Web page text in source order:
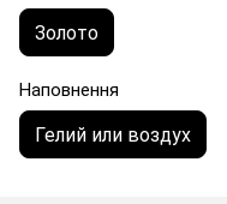
Золото
Наповнення
Гелий или воздух